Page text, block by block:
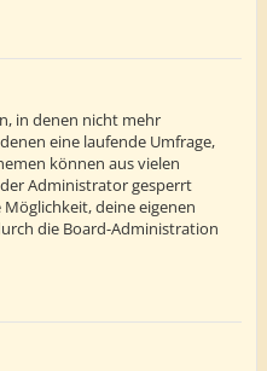
in denen nicht mehr
eine laufende Umfrage,
können aus vielen
Administrator gesperrt
deine eigenen
die Board-Administration